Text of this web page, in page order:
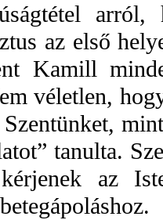
arról,
az első
Kamill
véletlen,
tanulta.
az